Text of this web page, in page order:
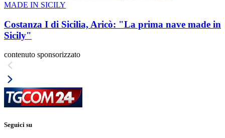
MADE IN SICILY
Costanza I di Sicilia, Aricò: "La prima nave made in
Sicily"
contenuto sponsorizzato
Seguici su